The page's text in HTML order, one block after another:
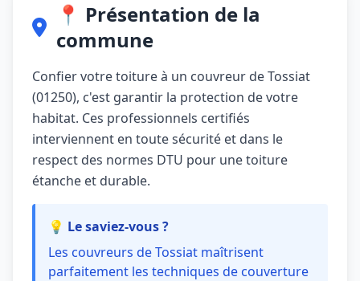
📍 Présentation de la
commune
Confier votre toiture à un couvreur de Tossiat
(01250), c'est garantir la protection de votre
habitat. Ces professionnels certifiés
interviennent en toute sécurité et dans le
respect des normes DTU pour une toiture
étanche et durable.
💡 Le saviez-vous ?
Les couvreurs de Tossiat maîtrisent
parfaitement les techniques de couverture